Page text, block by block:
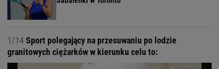
1/14Sport polegający na przesuwaniu po lodzie
granitowych ciężarków w kierunku celu to: